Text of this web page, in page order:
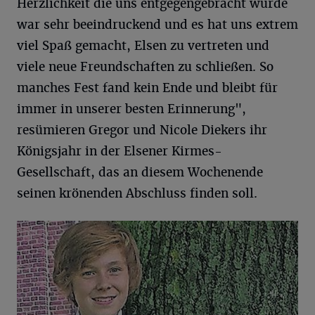
Herzlichkeit die uns entgegengebracht wurde
war sehr beeindruckend und es hat uns extrem
viel Spaß gemacht, Elsen zu vertreten und
viele neue Freundschaften zu schließen. So
manches Fest fand kein Ende und bleibt für
immer in unserer besten Erinnerung",
resümieren Gregor und Nicole Diekers ihr
Königsjahr in der Elsener Kirmes-
Gesellschaft, das an diesem Wochenende
seinen krönenden Abschluss finden soll.